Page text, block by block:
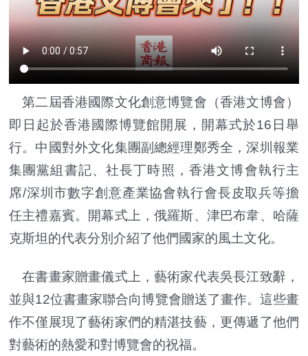
第二屆香港國際文化創意博覽會（香港文博會）
即日起於香港國際博覽館開展，開幕式於16日舉
行。中國對外文化集團副總經理鄭秀全，深圳報業
集團黨組書記、社長丁時照，香港文博會執行主
席/深圳市數字創意產業協會執行會長皮取兵等擔
任主禮嘉賓。開幕式上，俄羅斯、津巴布韋、哈薩
克斯坦的代表分別介紹了他們國家的風土文化。
在書畫家贈畫儀式上，藝術家代表吳長江致辭，
並與12位書畫家聯合向博覽會贈送了畫作。這些畫
作不僅展現了藝術家們的精湛技藝，更傳遞了他們
對藝術的熱愛和對博覽會的祝福。